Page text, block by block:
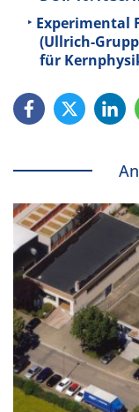
Experimental
(Ullrich-
für